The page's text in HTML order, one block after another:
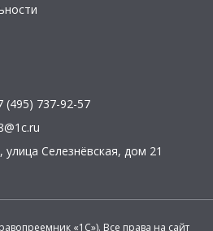
(495) 737-92-57
, улица Селезнёвская, дом 21
«1С»). Все права на сайт